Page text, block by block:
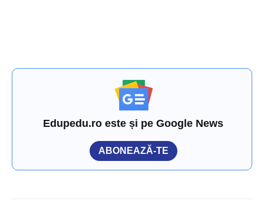
Edupedu.ro este și pe Google News
ABONEAZĂ-TE